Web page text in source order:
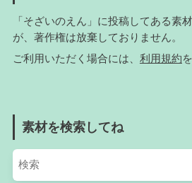
「そざいのえん」に投稿してある素
が、著作権は放棄しておりません。
ご利用いただく場合には、 利用規約
素材を検索してね